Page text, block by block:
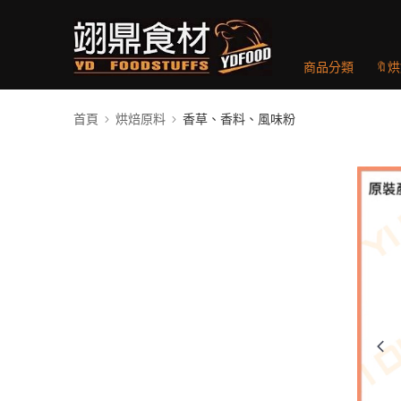
商品分類 🔖
首頁 烘焙原料 香草、香料、風味粉